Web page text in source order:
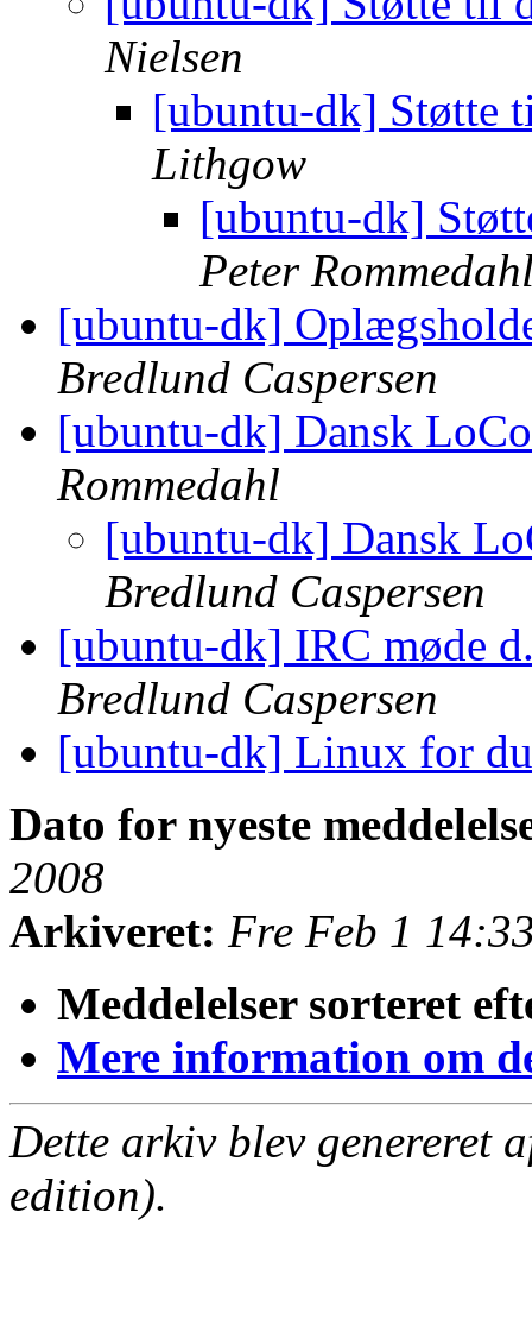
Nielsen
[ubuntu-dk] Støtte
Lithgow
[ubuntu-dk]
Peter
[ubuntu-dk]
Bredlund Caspersen
[ubuntu-dk] Dansk
Rommedahl
[ubuntu-dk] Dansk
Bredlund Caspersen
[ubuntu-dk] IRC møde
Bredlund Caspersen
[ubuntu-dk] Linux for
Dato for nyeste
2008
Arkiveret: Fre Feb 1
Meddelelser sorteret
Mere information om
Dette arkiv blev genereret
edition).